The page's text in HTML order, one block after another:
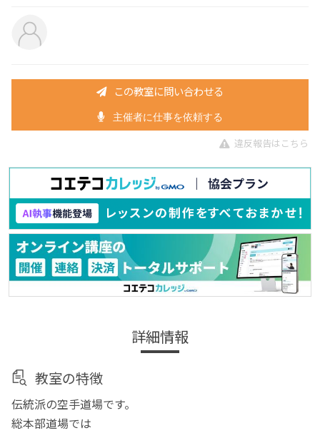
この教室に問い合わせる
主催者に仕事を依頼する
違反報告はこちら
詳細情報
教室の特徴
伝統派の空手道場です。
総本部道場では